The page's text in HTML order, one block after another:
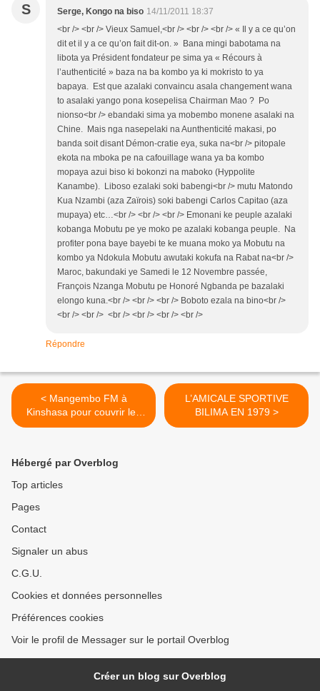
S Serge, Kongo na biso 14/11/2011 18:37
<br /> <br /> Vieux Samuel,<br /> <br /> <br /> « Il y a ce qu’on
dit et il y a ce qu’on fait dit-on. » Bana mingi babotama na
libota ya Président fondateur pe sima ya « Récours à
l’authenticité » baza na ba kombo ya ki mokristo to ya
bapaya. Est que azalaki convaincu asala changement wana
to asalaki yango pona kosepelisa Chairman Mao ? Po
nionso<br /> ebandaki sima ya mobembo monene asalaki na
Chine. Mais nga nasepelaki na Aunthenticité makasi, po
banda soit disant Démon-cratie eya, suka na<br /> pitopale
ekota na mboka pe na cafouillage wana ya ba kombo
mopaya azui biso ki bokonzi na maboko (Hyppolite
Kanambe). Liboso ezalaki soki babengi<br /> mutu Matondo
Kua Nzambi (aza Zaïrois) soki babengi Carlos Capitao (aza
mupaya) etc…<br /> <br /> <br /> Emonani ke peuple azalaki
kobanga Mobutu pe ye moko pe azalaki kobanga peuple. Na
profiter pona baye bayebi te ke muana moko ya Mobutu na
kombo ya Ndokula Mobutu awutaki kokufa na Rabat na<br />
Maroc, bakundaki ye Samedi le 12 Novembre passée,
François Nzanga Mobutu pe Honoré Ngbanda pe bazalaki
elongo kuna.<br /> <br /> <br /> Boboto ezala na bino<br />
<br /> <br /> <br /> <br /> <br /> <br />
Répondre
< Mangembo FM à
Kinshasa pour couvrir les
élections
L’AMICALE SPORTIVE
BILIMA EN 1979 >
Hébergé par Overblog
Top articles
Pages
Contact
Signaler un abus
C.G.U.
Cookies et données personnelles
Préférences cookies
Voir le profil de Messager sur le portail Overblog
Créer un blog sur Overblog